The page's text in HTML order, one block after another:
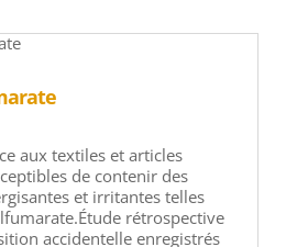
aux textiles et articles
de contenir des
et irritantes telles
rétrospective
accidentelle enregistrés